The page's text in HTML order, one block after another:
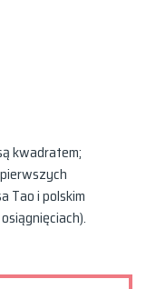
kwadratem;
Tao i polskim